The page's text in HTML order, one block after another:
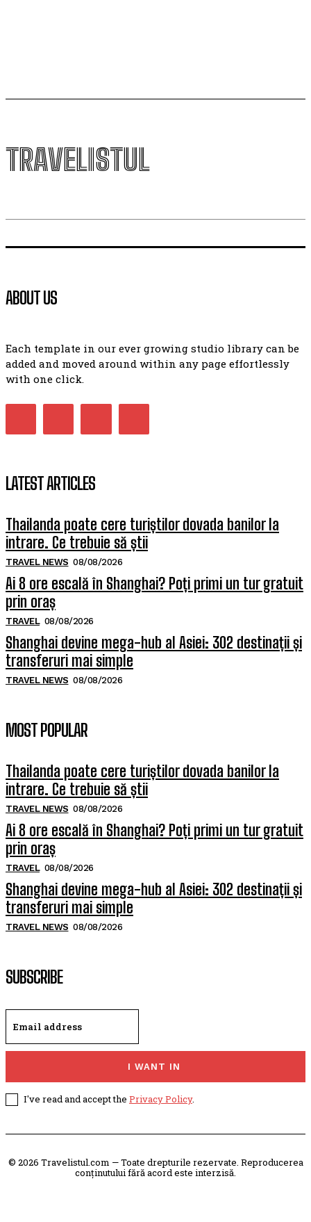
TRAVELISTUL
ABOUT US
Each template in our ever growing studio library can be
added and moved around within any page effortlessly
with one click.
LATEST ARTICLES
Thailanda poate cere turiștilor dovada banilor la
intrare. Ce trebuie să știi
TRAVEL NEWS 08/08/2026
Ai 8 ore escală în Shanghai? Poți primi un tur gratuit
prin oraș
TRAVEL 08/08/2026
Shanghai devine mega-hub al Asiei: 302 destinații și
transferuri mai simple
TRAVEL NEWS 08/08/2026
MOST POPULAR
Thailanda poate cere turiștilor dovada banilor la
intrare. Ce trebuie să știi
TRAVEL NEWS 08/08/2026
Ai 8 ore escală în Shanghai? Poți primi un tur gratuit
prin oraș
TRAVEL 08/08/2026
Shanghai devine mega-hub al Asiei: 302 destinații și
transferuri mai simple
TRAVEL NEWS 08/08/2026
SUBSCRIBE
I WANT IN
I've read and accept the Privacy Policy.
© 2026 Travelistul.com — Toate drepturile rezervate. Reproducerea
conținutului fără acord este interzisă.